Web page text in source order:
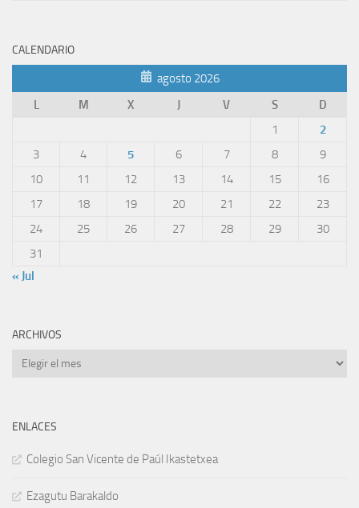
CALENDARIO
agosto 2026
L
M X J V S
D
1
2
3
4 5 6 7 8
9
10
11 12 13 14 15
16
17
18 19 20 21 22
23
24
25 26 27 28 29
30
31
« Jul
ARCHIVOS
Archivos
ENLACES
Colegio San Vicente de Paúl Ikastetxea
Ezagutu Barakaldo